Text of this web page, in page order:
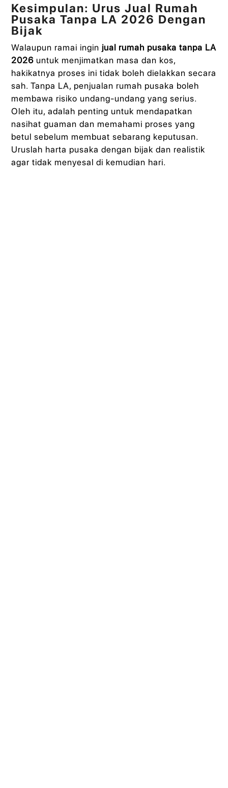
Kesimpulan: Urus Jual Rumah
Pusaka Tanpa LA 2026 Dengan
Bijak
Walaupun ramai ingin jual rumah pusaka tanpa LA
2026 untuk menjimatkan masa dan kos,
hakikatnya proses ini tidak boleh dielakkan secara
sah. Tanpa LA, penjualan rumah pusaka boleh
membawa risiko undang-undang yang serius.
Oleh itu, adalah penting untuk mendapatkan
nasihat guaman dan memahami proses yang
betul sebelum membuat sebarang keputusan.
Uruslah harta pusaka dengan bijak dan realistik
agar tidak menyesal di kemudian hari.